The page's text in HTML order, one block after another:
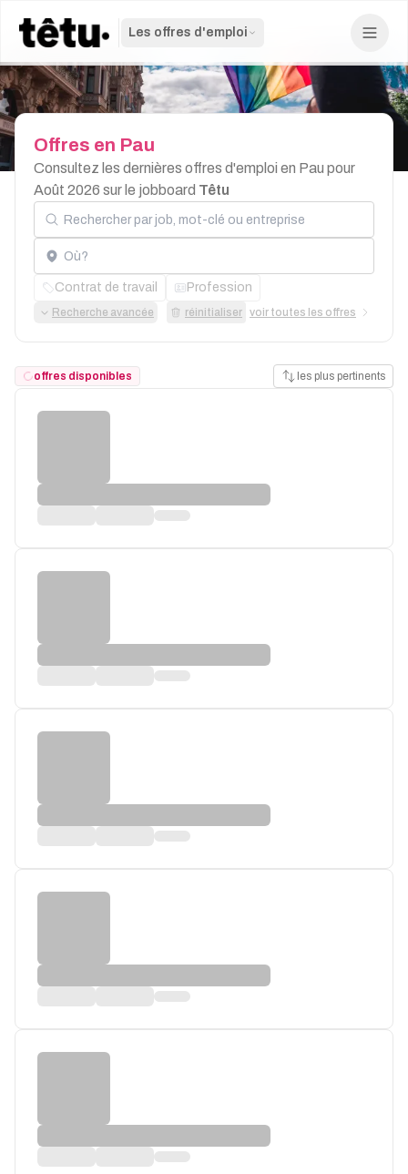
Les offres d'emploi
Offres en Pau
Consultez les dernières offres d'emploi en Pau pour
Août 2026 sur le jobboard Têtu
Rechercher par job, mot-clé ou entreprise
Localisation
Contrat de travail Profession
Recherche avancée réinitialiser voir toutes les offres
offres disponibles les plus pertinents